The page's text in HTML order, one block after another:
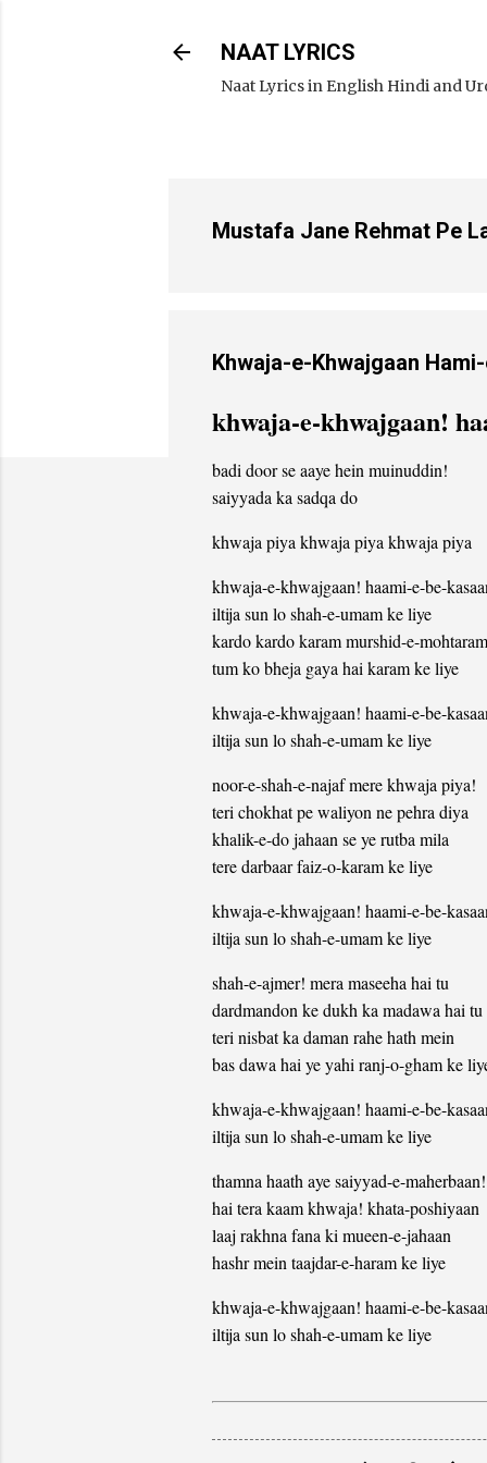
NAAT LYRICS
Naat Lyrics in English Hindi and
Mustafa Jane Rehmat Pe
Khwaja-e-Khwajgaan Hami-
khwaja-e-khwajgaan!
badi door se aaye hein muinuddin!
saiyyada ka sadqa do
khwaja piya khwaja piya khwaja piya
khwaja-e-khwajgaan! haami-e-be-
iltija sun lo shah-e-umam ke liye
kardo kardo karam murshid-e-
tum ko bheja gaya hai karam ke liye
khwaja-e-khwajgaan! haami-e-be-
iltija sun lo shah-e-umam ke liye
noor-e-shah-e-najaf mere khwaja piya!
teri chokhat pe waliyon ne pehra diya
khalik-e-do jahaan se ye rutba mila
tere darbaar faiz-o-karam ke liye
khwaja-e-khwajgaan! haami-e-be-
iltija sun lo shah-e-umam ke liye
shah-e-ajmer! mera maseeha hai tu
dardmandon ke dukh ka madawa hai tu
teri nisbat ka daman rahe hath mein
bas dawa hai ye yahi ranj-o-gham ke
khwaja-e-khwajgaan! haami-e-be-
iltija sun lo shah-e-umam ke liye
thamna haath aye saiyyad-e-maherbaan!
hai tera kaam khwaja! khata-poshiyaan
laaj rakhna fana ki mueen-e-jahaan
hashr mein taajdar-e-haram ke liye
khwaja-e-khwajgaan! haami-e-be-
iltija sun lo shah-e-umam ke liye